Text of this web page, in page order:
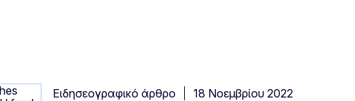
Ειδησεογραφικό άρθρο 18 Νοεμβρίου 2022